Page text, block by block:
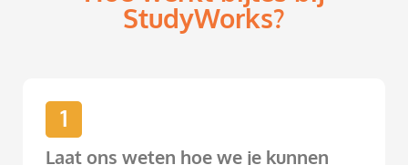
StudyWorks?
1
Laat ons weten hoe we je kunnen